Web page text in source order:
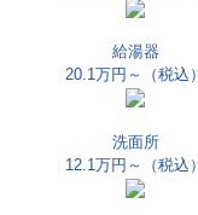
給湯器
20.1万円～
（税込）
洗面所
12.1万円～
（税込）